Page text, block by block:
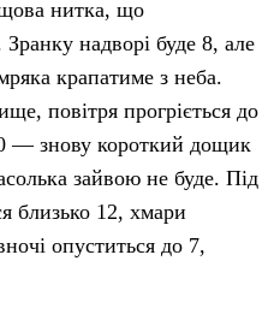
нитка, що
Зранку надворі буде 8, але
крапатиме з неба.
повітря прогріється до
— знову короткий дощик
зайвою не буде. Під
близько 12, хмари
опуститься до 7,